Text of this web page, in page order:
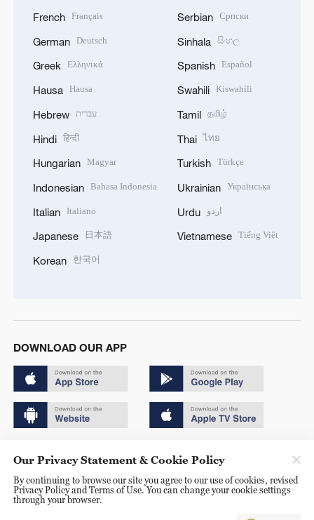
French Français
German Deutsch
Greek Ελληνικά
Hausa Hausa
Hebrew עברית
Hindi हिन्दी
Hungarian Magyar
Indonesian Bahasa Indonesia
Italian Italiano
Japanese 日本語
Korean 한국어
Serbian Српски
Sinhala සිංහල
Spanish Español
Swahili Kiswahili
Tamil தமிழ்
Thai ไทย
Turkish Türkçe
Ukrainian Українська
Urdu اردو
Vietnamese Tiếng Việt
DOWNLOAD OUR APP
京ICP备20000184号
京公网安备 11010502050052号
Our Privacy Statement & Cookie Policy
By continuing to browse our site you agree to our use of cookies, revised
Privacy Policy and Terms of Use. You can change your cookie settings
through your browser.